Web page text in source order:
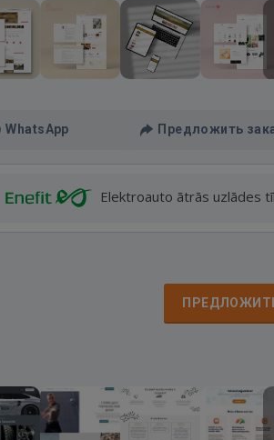
WhatsApp Предложить
Elektroauto ātrās uzlādes